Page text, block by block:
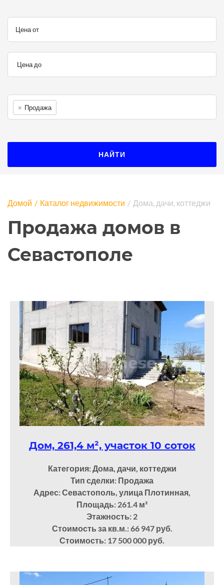
Цена от
Цена до
× Продажа
НАЙТИ
Продажа домов в
Севастополе
Домой Каталог недвижимости Дома, дачи, коттеджи
Дом, 261,4 м², участок 10 соток
Категория: Дома, дачи, коттеджи
Тип сделки: Продажа
Адрес: Севастополь, улица Плотинная,
Площадь: 261.4 м²
Этажность: 2
Стоимость за кв.м.: 66 947 руб.
Стоимость: 17 500 000 руб.